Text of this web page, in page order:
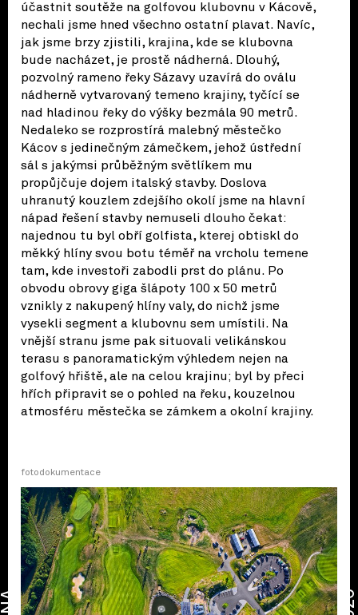
účastnit soutěže na golfovou klubovnu v Kácově,
nechali jsme hned všechno ostatní plavat. Navíc,
jak jsme brzy zjistili, krajina, kde se klubovna
bude nacházet, je prostě nádherná. Dlouhý,
pozvolný rameno řeky Sázavy uzavírá do oválu
nádherně vytvarovaný temeno krajiny, tyčící se
nad hladinou řeky do výšky bezmála 90 metrů.
Nedaleko se rozprostírá malebný městečko
Kácov s jedinečným zámečkem, jehož ústřední
sál s jakýmsi průběžným světlíkem mu
propůjčuje dojem italský stavby. Doslova
uhranutý kouzlem zdejšího okolí jsme na hlavní
nápad řešení stavby nemuseli dlouho čekat:
najednou tu byl obří golfista, kterej obtiskl do
měkký hlíny svou botu téměř na vrcholu temene
tam, kde investoři zabodli prst do plánu. Po
obvodu obrovy giga šlápoty 100 x 50 metrů
vznikly z nakupený hlíny valy, do nichž jsme
vysekli segment a klubovnu sem umístili. Na
vnější stranu jsme pak situovali velikánskou
terasu s panoramatickým výhledem nejen na
golfový hřiště, ale na celou krajinu; byl by přeci
hřích připravit se o pohled na řeku, kouzelnou
atmosféru městečka se zámkem a okolní krajiny.
fotodokumentace